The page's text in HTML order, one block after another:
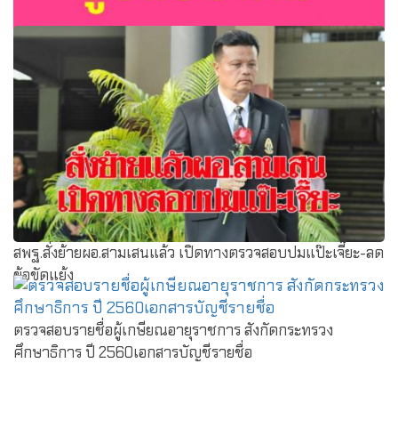
สกศ.ถก แก้ประเมินคุณภาพรูปแบบใหม่ ห้มีมาตรฐานตาม
หลักสากล เพื่อเตรียมเสนอ ครม.พิจาณา
สพฐ.สั่งย้ายผอ.สามเสนแล้ว เปิดทางตรวจสอบปมแป๊ะเจี๊ยะ-ลด
ข้อขัดแย้ง
ตรวจสอบรายชื่อผู้เกษียณอายุราชการ สังกัดกระทรวง
ศึกษาธิการ ปี 2560เอกสารบัญชีรายชื่อ